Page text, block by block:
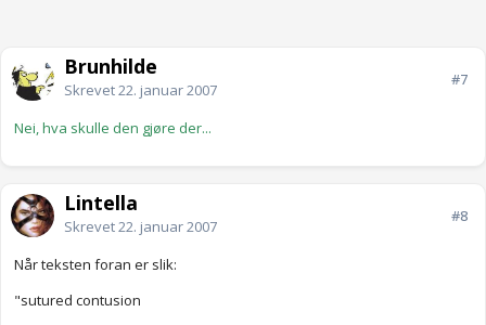
Brunhilde
Skrevet22. januar 2007
#7
Nei, hva skulle den gjøre der...
Lintella
Skrevet22. januar 2007
#8
Når teksten foran er slik:
"sutured contusion